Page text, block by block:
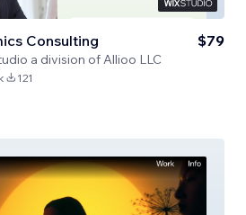
Consulting
a division of Allioo LLC
$79
121